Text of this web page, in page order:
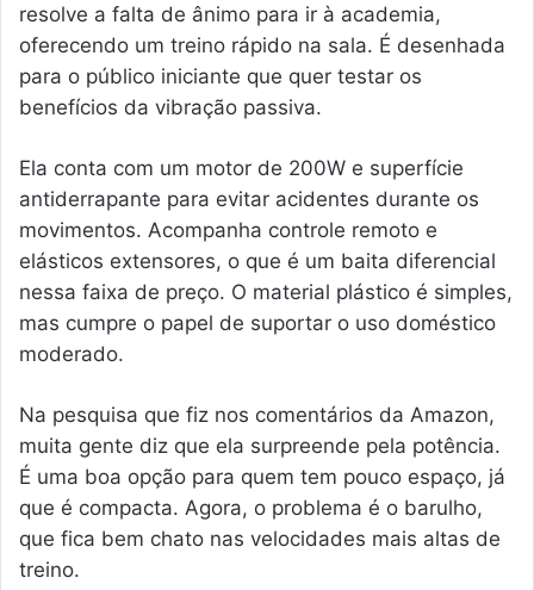
resolve a falta de ânimo para ir à academia,
oferecendo um treino rápido na sala. É desenhada
para o público iniciante que quer testar os
benefícios da vibração passiva.
Ela conta com um motor de 200W e superfície
antiderrapante para evitar acidentes durante os
movimentos. Acompanha controle remoto e
elásticos extensores, o que é um baita diferencial
nessa faixa de preço. O material plástico é simples,
mas cumpre o papel de suportar o uso doméstico
moderado.
Na pesquisa que fiz nos comentários da Amazon,
muita gente diz que ela surpreende pela potência.
É uma boa opção para quem tem pouco espaço, já
que é compacta. Agora, o problema é o barulho,
que fica bem chato nas velocidades mais altas de
treino.